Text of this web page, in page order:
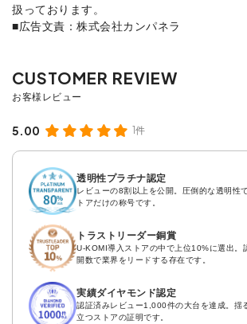
扱っております。
■広告文責：株式会社カンパネラ
5.00 1件
透明性プラチナ認定
レビューの8割以上を公開。圧倒的な透明性
トアだけの称号です。
トラストリーダー銅賞
U-KOMI導入ストアの中で上位10%に選出。
開数で業界をリードする存在です。
実績ダイヤモンド認定
認証済みレビュー1,000件の大台を達成。揺
立つストアの証明です。